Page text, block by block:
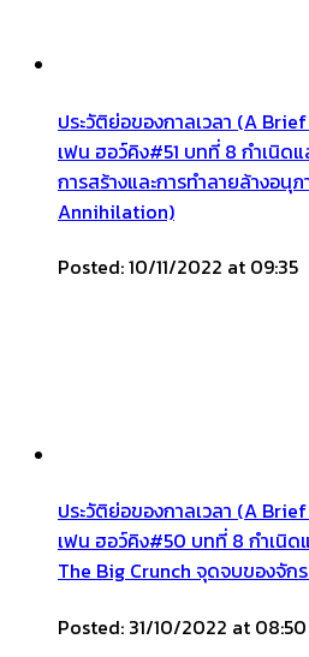
ประวัติย่อของกาลเวลา (A
เฟน ฮอว์คิง#51 บทที่ 8 กำเนิด
การสร้างและการทำลายล้างอ
Annihilation)
Posted: 10/11/2022 at 09:35
ประวัติย่อของกาลเวลา (A
เฟน ฮอว์คิง#50 บทที่ 8 กำเนิด
The Big Crunch จุดจบของจัก
Posted: 31/10/2022 at 08:50